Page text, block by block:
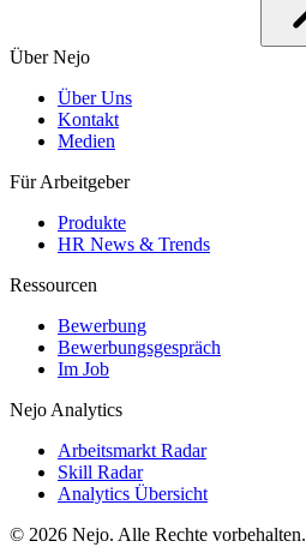
Über Nejo
Über Uns
Kontakt
Medien
Für Arbeitgeber
Produkte
HR News & Trends
Ressourcen
Bewerbung
Bewerbungsgespräch
Im Job
Nejo Analytics
Arbeitsmarkt Radar
Skill Radar
Analytics Übersicht
© 2026 Nejo. Alle Rechte vorbehalten.